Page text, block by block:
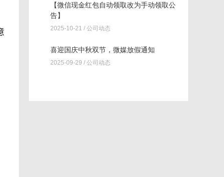
【微信现金红包自动领取改为手动领取公
告】
2025-10-21 / 公司动态
喜迎国庆中秋双节，微媒放假通知
2025-09-29 / 公司动态